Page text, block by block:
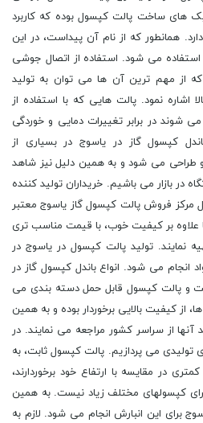
های ساخت پالت کپسول بوده که کاربرد
همانطور که از نام آن پیداست، در این
می شود. استفاده از اتصال جوشی
که از مهم ترین آن ها می توان به تولید
نمود. پالت هایی که با استفاده از
شوند در برابر تغییرات دمایی و خوردگی
کپسول گاز در یاسوج در بسیاری از
و طراحی می شود و به همین دلیل نیز شاهد
در بازار می باشیم. خریداران تولید کننده
مرکز فروش پالت کپسول گاز یاسوج معتبر
بر کیفیت خوب، با قیمت مناسب تری
نمایند. تولید پالت کپسول در یاسوج در
انجام می شود. انواع باندل کپسول گاز در
و پالت کپسول قابل حمل دسته بندی می
از کیفیت بالایی برخوردار بوده و به همین
آنها از سراسر کشور مراجعه می نمایند. در
تولیدی می پردازیم. پالت کپسول ثابت، به
در مقایسه با ارتفاع خود برخوردارند،
کپسولهای مختلف زیاد نیست. به همین
برای این انبارش انجام می شود. لازم به